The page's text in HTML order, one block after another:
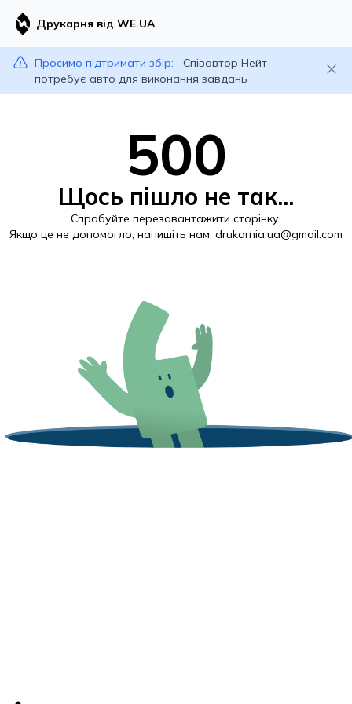
Друкарня від WE.UA
Просимо підтримати збір:
Співавтор Нейт
потребує авто для виконання завдань
500
Щось пішло не так...
Спробуйте перезавантажити сторінку.
Якщо це не допомогло, напишіть нам: drukarnia.ua@gmail.com